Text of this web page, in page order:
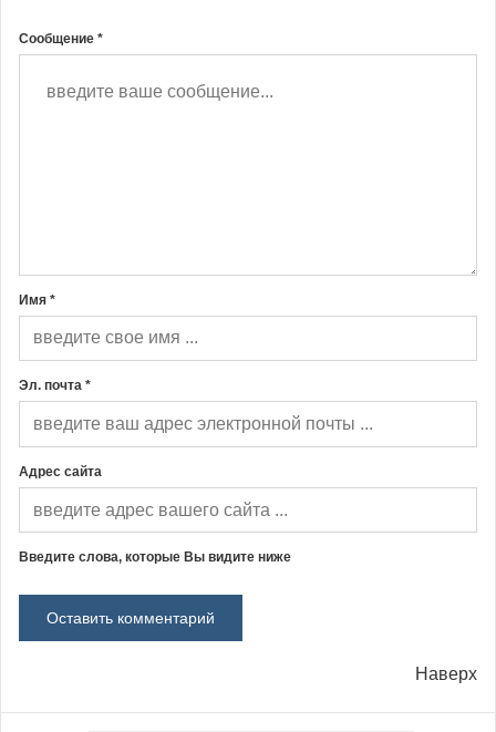
Сообщение *
Имя *
Эл. почта *
Адрес сайта
Введите слова, которые Вы видите ниже
Наверх